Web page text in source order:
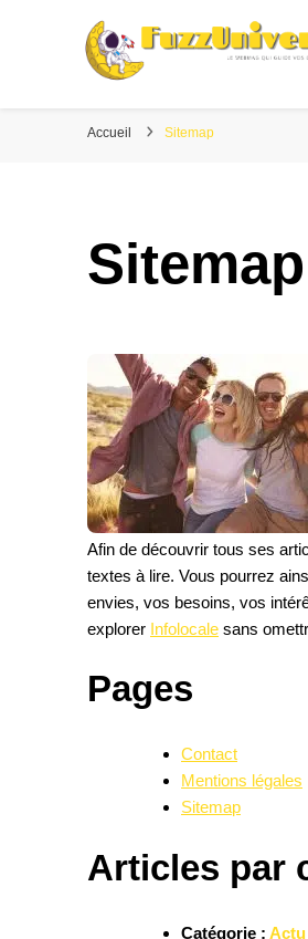
Accueil Sitemap
Sitemap
Afin de découvrir tous ses
textes à lire. Vous pourrez
envies, vos besoins, vos
explorer Infolocale sans
Pages
Contact
Mentions légales
Sitemap
Articles par
Catégorie : Actu